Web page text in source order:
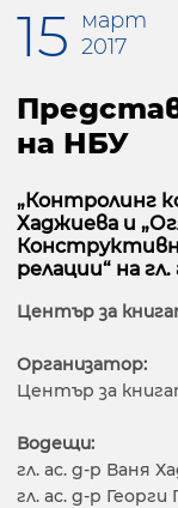
15
март
2017
на НБУ
„Контролинг
Хаджиева и
релации“ на
Център за
Организатор:
Център за
Водещи:
гл. ас. д-р Ваня
гл. ас. д-р